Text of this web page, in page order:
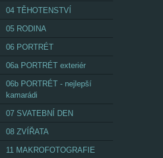
04 TĚHOTENSTVÍ
05 RODINA
06 PORTRÉT
06a PORTRÉT exteriér
06b PORTRÉT - nejlepší
kamarádi
07 SVATEBNÍ DEN
08 ZVÍŘATA
11 MAKROFOTOGRAFIE